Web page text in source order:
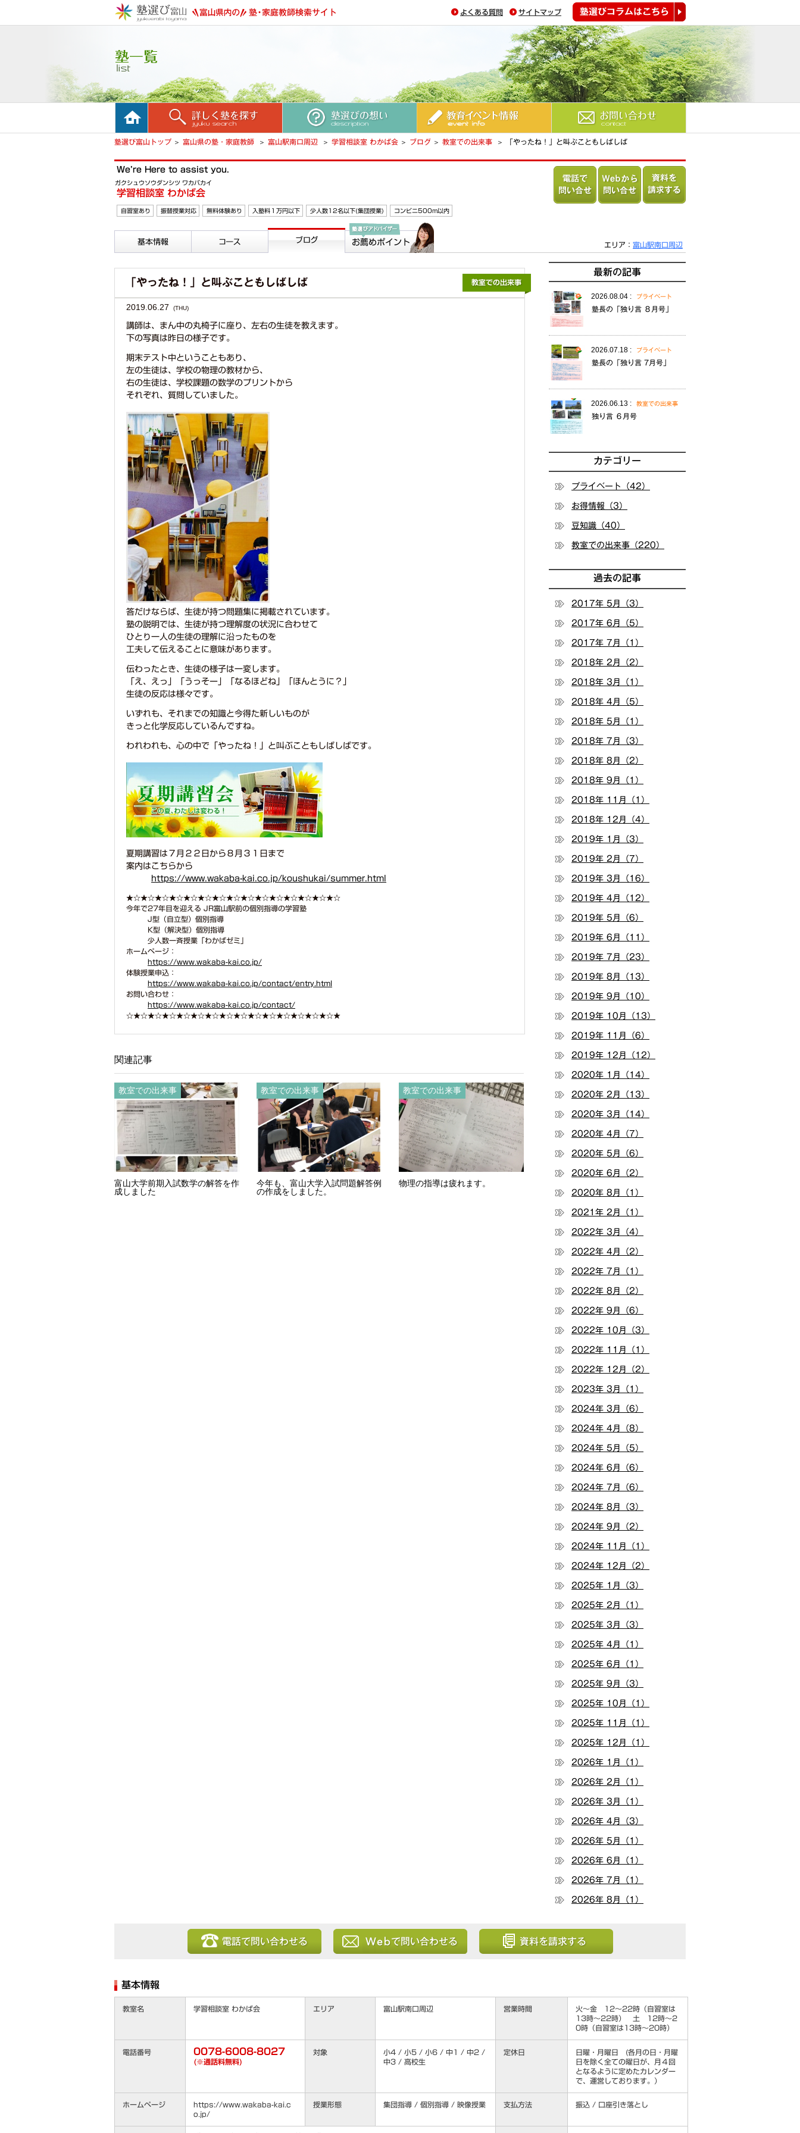
よくある質問 サイトマップ
塾選びコラムはこちら
ホーム 詳しく塾を探す 塾選びの想い 教育イベント情報 お問い合わせ
塾選び富山トップ 富山県の塾・家庭教師 富山駅南口周辺 学習相談室 わかば会 ブログ 教室での出来事 「やったね！」と叫ぶこともしばしば
We’re Here to assist you.
ガクシュウソウダンシツ ワカバカイ
学習相談室 わかば会
自習室あり 振替授業対応 無料体験あり 入塾料１万円以下 少人数12名以下(集団授業) コンビニ500m以内
からのお薦めポイン
エリア： 富山駅南口周辺
「やったね！」と叫ぶこともしばしば
2019.06.27 (THU)
講師は、まん中の丸椅子に座り、左右の生徒を教えます。
下の写真は昨日の様子です。
期末テスト中ということもあり、
左の生徒は、学校の物理の教材から、
右の生徒は、学校課題の数学のプリントから
それぞれ、質問していました。
答だけならば、生徒が持つ問題集に掲載されています。
塾の説明では、生徒が持つ理解度の状況に合わせて
ひとり一人の生徒の理解に沿ったものを
工夫して伝えることに意味があります。
伝わったとき、生徒の様子は一変します。
「え、えっ」「うっそー」「なるほどね」「ほんとうに？」
生徒の反応は様々です。
いずれも、それまでの知識と今得た新しいものが
きっと化学反応しているんですね。
われわれも、心の中で「やったね！」と叫ぶこともしばしばです。
夏期講習は７月２２日から８月３１日まで
案内はこちらから
https://www.wakaba-kai.co.jp/koushukai/summer.html
★☆★☆★☆★☆★☆★☆★☆★☆★☆★☆★☆★☆★☆★☆★☆
今年で27年目を迎える JR富山駅前の個別指導の学習塾
J型（自立型）個別指導
K型（解決型）個別指導
少人数一斉授業「わかばゼミ」
ホームページ：
https://www.wakaba-kai.co.jp/
体験授業申込：
https://www.wakaba-kai.co.jp/contact/entry.html
お問い合わせ：
https://www.wakaba-kai.co.jp/contact/
☆★☆★☆★☆★☆★☆★☆★☆★☆★☆★☆★☆★☆★☆★☆★
関連記事
教室での出来事
富山大学前期入試数学の解答を作
成しました
教室での出来事
今年も、富山大学入試問題解答例
の作成をしました。
教室での出来事
物理の指導は疲れます。
最新の記事
2026.08.04 : プライベート
塾長の「独り言 ８月号」
2026.07.18 : プライベート
塾長の「独り言 7月号」
2026.06.13 : 教室での出来事
独り言 ６月号
カテゴリー
プライベート（42）
お得情報（3）
豆知識（40）
教室での出来事（220）
過去の記事
2017年 5月（3）
2017年 6月（5）
2017年 7月（1）
2018年 2月（2）
2018年 3月（1）
2018年 4月（5）
2018年 5月（1）
2018年 7月（3）
2018年 8月（2）
2018年 9月（1）
2018年 11月（1）
2018年 12月（4）
2019年 1月（3）
2019年 2月（7）
2019年 3月（16）
2019年 4月（12）
2019年 5月（6）
2019年 6月（11）
2019年 7月（23）
2019年 8月（13）
2019年 9月（10）
2019年 10月（13）
2019年 11月（6）
2019年 12月（12）
2020年 1月（14）
2020年 2月（13）
2020年 3月（14）
2020年 4月（7）
2020年 5月（6）
2020年 6月（2）
2020年 8月（1）
2021年 2月（1）
2022年 3月（4）
2022年 4月（2）
2022年 7月（1）
2022年 8月（2）
2022年 9月（6）
2022年 10月（3）
2022年 11月（1）
2022年 12月（2）
2023年 3月（1）
2024年 3月（6）
2024年 4月（8）
2024年 5月（5）
2024年 6月（6）
2024年 7月（6）
2024年 8月（3）
2024年 9月（2）
2024年 11月（1）
2024年 12月（2）
2025年 1月（3）
2025年 2月（1）
2025年 3月（3）
2025年 4月（1）
2025年 6月（1）
2025年 9月（3）
2025年 10月（1）
2025年 11月（1）
2025年 12月（1）
2026年 1月（1）
2026年 2月（1）
2026年 3月（1）
2026年 4月（3）
2026年 5月（1）
2026年 6月（1）
2026年 7月（1）
2026年 8月（1）
基本情報
教室名 学習相談室 わかば会 エリア 富山駅南口周辺 営業時間
火～金 12～22時（自習室は
13時～22時） 土 12時～2
0時（自習室は13時～20時）
電話番号 0078-6008-8027
(※通話料無料)
対象
小4 / 小5 / 小6 / 中1 / 中2 /
中3 / 高校生
定休日
日曜・月曜日 (各月の日・月曜
日を除く全ての曜日が、月４回
となるように定めたカレンダー
で、運営しております。）
ホームページ
https://www.wakaba-kai.c
o.jp/
授業形態 集団指導 / 個別指導 / 映像授業 支払方法 振込 / 口座引き落とし